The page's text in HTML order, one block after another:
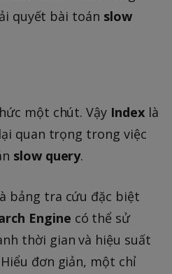
quyết bài toán slow
một chút. Vậy Indexlà
quan trọng trong việc
slow query.
bảng tra cứu đặc biệt
Engine có thể sử
thời gian và hiệu suất
đơn giản, một chỉ